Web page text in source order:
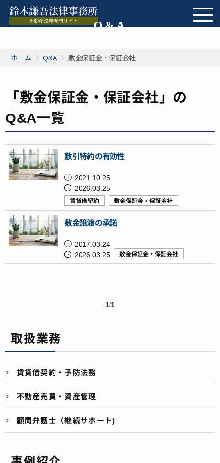
Q&A
ホーム Q&A 敷金保証金・保証会社
「敷金保証金・保証会社」の
Q&A一覧
敷引特約の有効性
2021.10.25
2026.03.25
賃貸借契約 敷金保証金・保証会社
敷金譲渡の承諾
2017.03.24
2026.03.25
敷金保証金・保証会社
1/1
取扱業務
賃貸借契約・予防法務
不動産売買・資産管理
顧問弁護士（継続サポート)